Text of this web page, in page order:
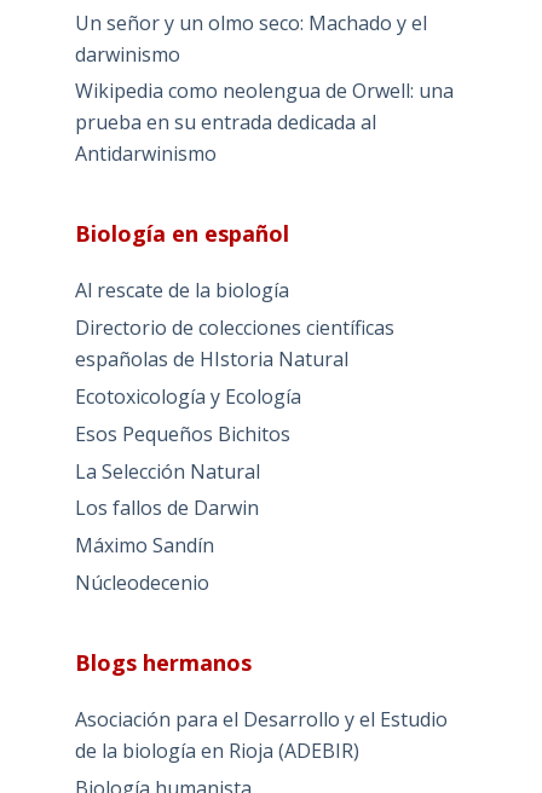
Un señor y un olmo seco: Machado y el
darwinismo
Wikipedia como neolengua de Orwell: una
prueba en su entrada dedicada al
Antidarwinismo
Biología en español
Al rescate de la biología
Directorio de colecciones científicas
españolas de HIstoria Natural
Ecotoxicología y Ecología
Esos Pequeños Bichitos
La Selección Natural
Los fallos de Darwin
Máximo Sandín
Núcleodecenio
Blogs hermanos
Asociación para el Desarrollo y el Estudio
de la biología en Rioja (ADEBIR)